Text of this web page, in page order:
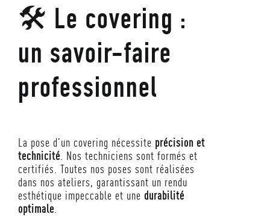
🛠 Le covering :
un savoir-faire
professionnel
La pose d’un covering nécessite précision et
technicité. Nos techniciens sont formés et
certifiés. Toutes nos poses sont réalisées
dans nos ateliers, garantissant un rendu
esthétique impeccable et une durabilité
optimale.